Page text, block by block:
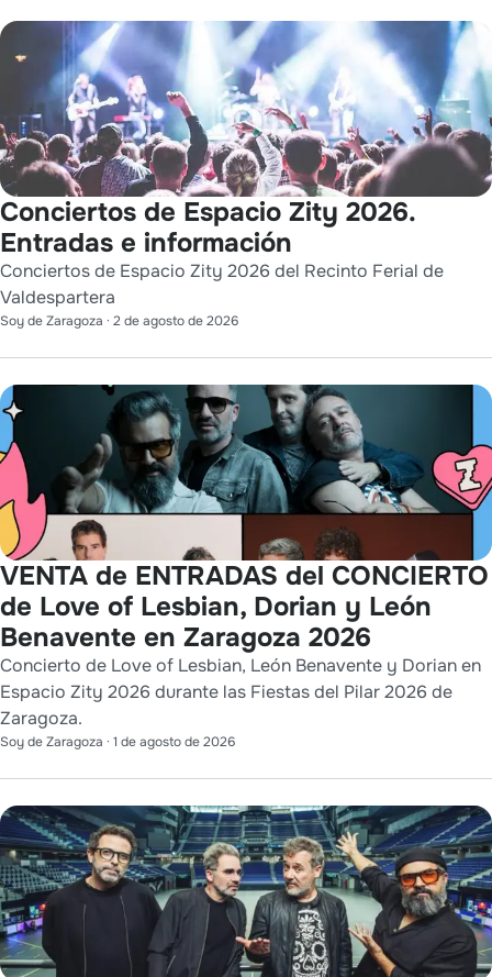
Conciertos de Espacio Zity 2026.
Entradas e información
Conciertos de Espacio Zity 2026 del Recinto Ferial de
Valdespartera
Soy de Zaragoza · 2 de agosto de 2026
VENTA de ENTRADAS del CONCIERTO
de Love of Lesbian, Dorian y León
Benavente en Zaragoza 2026
Concierto de Love of Lesbian, León Benavente y Dorian en
Espacio Zity 2026 durante las Fiestas del Pilar 2026 de
Zaragoza.
Soy de Zaragoza · 1 de agosto de 2026